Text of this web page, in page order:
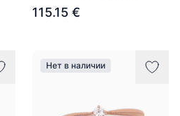
115.15 €
Нет в наличии